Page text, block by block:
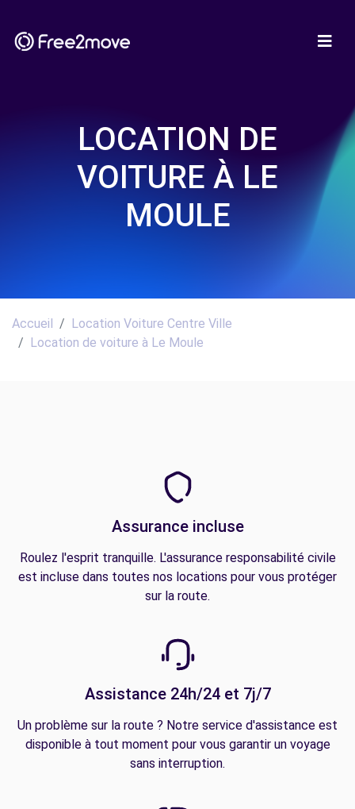
LOCATION DE
VOITURE À LE
MOULE
Accueil
Location Voiture Centre Ville
Location de voiture à Le Moule
Assurance incluse
Roulez l'esprit tranquille. L'assurance responsabilité civile
est incluse dans toutes nos locations pour vous protéger
sur la route.
Assistance 24h/24 et 7j/7
Un problème sur la route ? Notre service d'assistance est
disponible à tout moment pour vous garantir un voyage
sans interruption.